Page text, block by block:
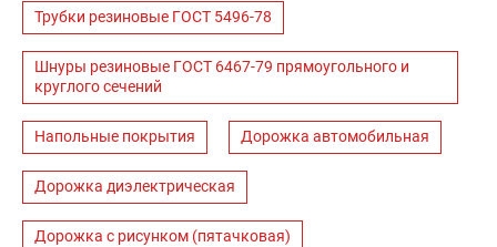
Трубки резиновые ГОСТ 5496-78
Шнуры резиновые ГОСТ 6467-79 прямоугольного и
круглого сечений
Напольные покрытия Дорожка автомобильная
Дорожка диэлектрическая
Дорожка с рисунком (пятачковая)